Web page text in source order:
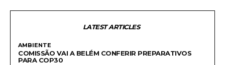
LATEST ARTICLES
AMBIENTE
COMISSÃO VAI A BELÉM CONFERIR PREPARATIVOS
PARA COP30